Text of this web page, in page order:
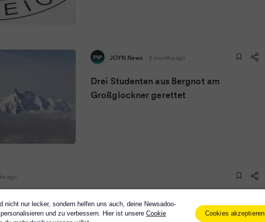
nicht nur lecker, sondern helfen uns auch, deine Newsadoo-
und zu verbessern. Hier ist unsere Cookie
Cookies akzeptieren
JOYN News · 3 months ago
Drei Studenten aus Bergnot am
Großglockner gerettet
ago
aus Bergnot am Großglockner gerettet